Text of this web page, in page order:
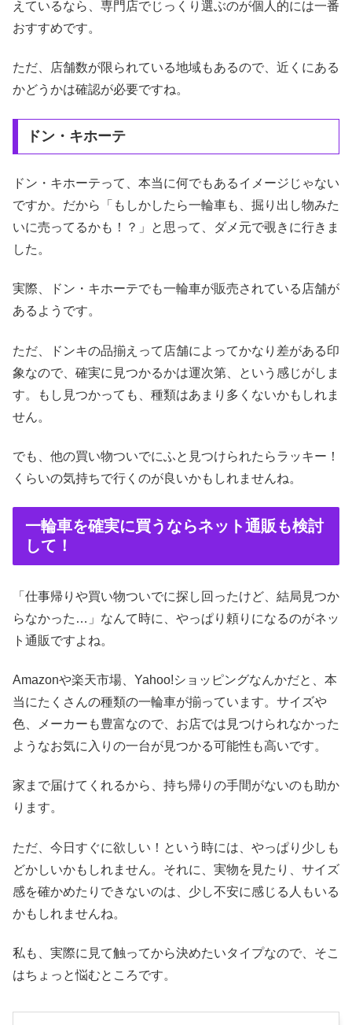
えているなら、専門店でじっくり選ぶのが個人的には一番
おすすめです。
ただ、店舗数が限られている地域もあるので、近くにある
かどうかは確認が必要ですね。
ドン・キホーテ
ドン・キホーテって、本当に何でもあるイメージじゃない
ですか。だから「もしかしたら一輪車も、掘り出し物みた
いに売ってるかも！？」と思って、ダメ元で覗きに行きま
した。
実際、ドン・キホーテでも一輪車が販売されている店舗が
あるようです。
ただ、ドンキの品揃えって店舗によってかなり差がある印
象なので、確実に見つかるかは運次第、という感じがしま
す。もし見つかっても、種類はあまり多くないかもしれま
せん。
でも、他の買い物ついでにふと見つけられたらラッキー！
くらいの気持ちで行くのが良いかもしれませんね。
一輪車を確実に買うならネット通販も検討
して！
「仕事帰りや買い物ついでに探し回ったけど、結局見つか
らなかった…」なんて時に、やっぱり頼りになるのがネッ
ト通販ですよね。
Amazonや楽天市場、Yahoo!ショッピングなんかだと、本
当にたくさんの種類の一輪車が揃っています。サイズや
色、メーカーも豊富なので、お店では見つけられなかった
ようなお気に入りの一台が見つかる可能性も高いです。
家まで届けてくれるから、持ち帰りの手間がないのも助か
ります。
ただ、今日すぐに欲しい！という時には、やっぱり少しも
どかしいかもしれません。それに、実物を見たり、サイズ
感を確かめたりできないのは、少し不安に感じる人もいる
かもしれませんね。
私も、実際に見て触ってから決めたいタイプなので、そこ
はちょっと悩むところです。